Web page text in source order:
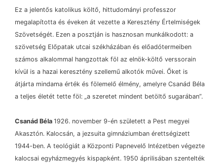
Ez a jelentős katolikus költő, hittudományi professzor
megalapította és éveken át vezette a Keresztény Értelmiségek
Szövetségét. Ezen a posztján is hasznosan munkálkodott: a
szövetség Előpatak utcai székházában és előadótermeiben
számos alkalommal hangzottak föl az elnök-költő verssorain
kívül is a hazai keresztény szellemű alkotók művei. Őket is
átjárta mindama érték és fölemelő élmény, amelyre Csanád Béla
a teljes életét tette föl: „a szeretet mindent betöltő sugarában”.
Csanád Béla 1926. november 9-én született a Pest megyei
Akasztón. Kalocsán, a jezsuita gimnáziumban érettségizett
1944-ben. A teológiát a Központi Papnevelő Intézetben végezte
kalocsai egyházmegyés kispapként. 1950 áprilisában szentelték